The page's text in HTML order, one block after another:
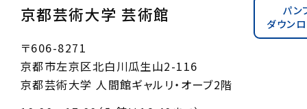
京都芸術大学 芸術館
パン
ダウン
〒606-8271
京都市左京区北白川瓜生山2-116
京都芸術大学 人間館ギャルリ・オーブ2階